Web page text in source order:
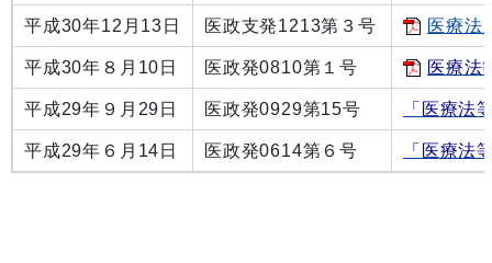
平成30年12月13日 医政支発1213第３号 医療法
平成30年８月10日 医政発0810第１号 医療法
平成29年９月29日 医政発0929第15号 「医療法
平成29年６月14日 医政発0614第６号 「医療法